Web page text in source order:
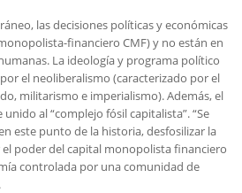
las decisiones políticas y económicas
financiero CMF) y no están en
La ideología y programa político
el neoliberalismo (caracterizado por el
militarismo e imperialismo). Además, el
al “complejo fósil capitalista”. “Se
este punto de la historia, desfosilizar la
poder del capital monopolista financiero
controlada por una comunidad de